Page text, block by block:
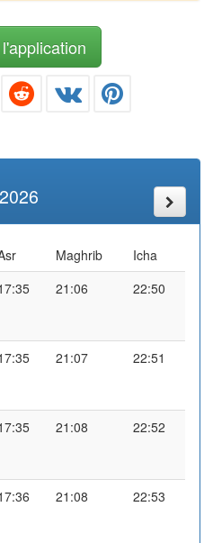
Maghrib
Icha
21:06 22:50
21:07 22:51
21:08 22:52
21:08 22:53